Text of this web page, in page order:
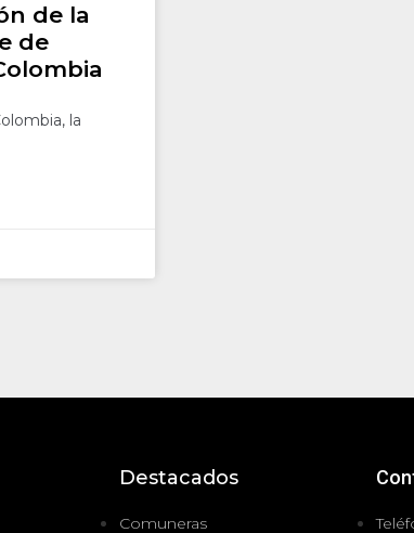
de la
de
la
Destacados
Comuneras